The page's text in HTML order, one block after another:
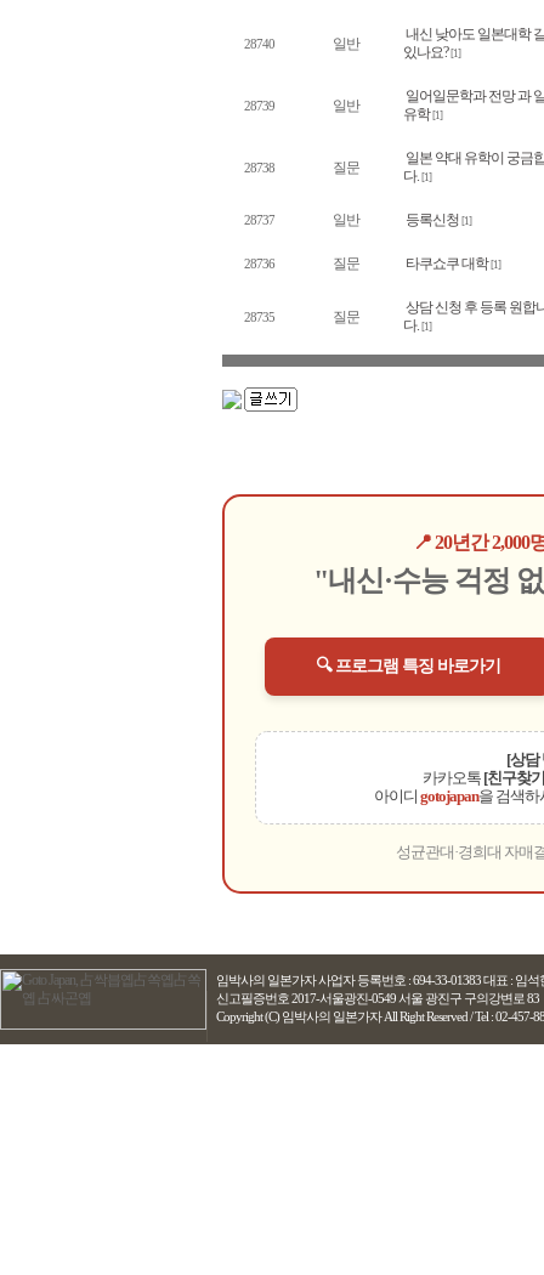
28740 일반
내신 낮아도 일본대학
있나요? [1]
28739 일반
일어일문학과 전망 과
유학 [1]
28738 질문
일본 약대 유학이 궁금
다. [1]
28737 일반 등록신청 [1]
28736 질문 타쿠쇼쿠 대학 [1]
28735 질문
상담 신청 후 등록 원합
다. [1]
📍 20년간 2,000
"내신·수능 걱정
🔍 프로그램 특징 바로가기
[상담
카카오톡 [친구찾
아이디 gotojapan을 검색하
성균관대·경희대 자매
임박사의 일본가자사업자 등록번호 : 694-33-01383 대표 : 임
신고필증번호 2017-서울광진-0549 서울 광진구 구의강변로 83
Copyright (C) 임박사의 일본가자 All Right Reserved / Tel : 02-457-